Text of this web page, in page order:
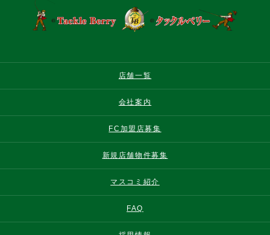
店舗一覧
会社案内
FC加盟店募集
新規店舗物件募集
マスコミ紹介
FAQ